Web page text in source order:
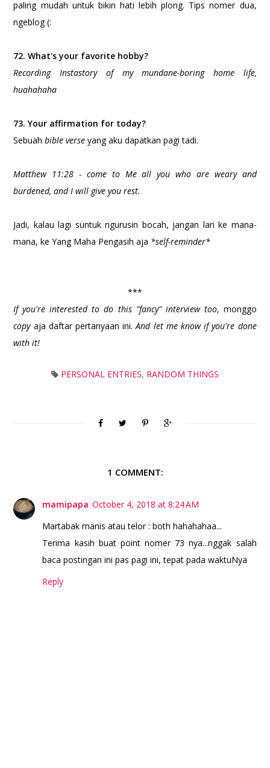
paling mudah untuk bikin hati lebih plong. Tips nomer dua,
ngeblog (:
72. What's your favorite hobby?
Recording Instastory of my mundane-boring home life,
huahahaha
73. Your affirmation for today?
Sebuahbible verseyang aku dapatkan pagi tadi.
Matthew 11:28 - come to Me all you who are weary and
burdened, and I will give you rest.
Jadi, kalau lagi suntuk ngurusin bocah, jangan lari ke mana-
mana, ke Yang Maha Pengasih aja *self-reminder*
***
If you're interested to do this "fancy" interview too, monggo
copy aja daftar pertanyaan ini.And let me know if you're done
with it!
PERSONAL ENTRIES, RANDOM THINGS
1 COMMENT:
mamipapa October 4, 2018 at 8:24 AM
Martabak manis atau telor : both hahahahaa...
Terima kasih buat point nomer 73 nya...nggak salah
baca postingan ini pas pagi ini, tepat pada waktuNya
Reply